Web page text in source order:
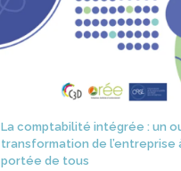
La comptabilité intégrée : un
transformation de l’entreprise
portée de tous